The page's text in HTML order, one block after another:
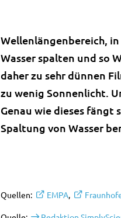
Wellenlängenbereich,
Wasser spalten und so
daher zu sehr dünnen
zu wenig Sonnenlicht.
Genau wie dieses fängt
Spaltung von Wasser
Quellen: EMPA,